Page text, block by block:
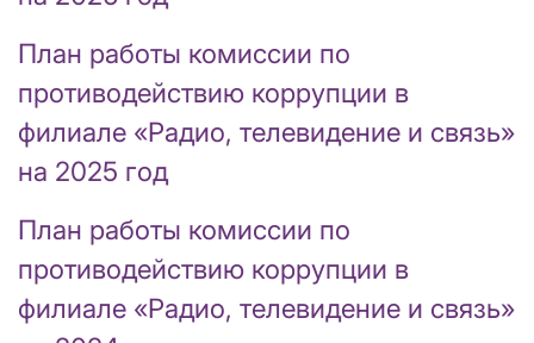
План работы комиссии по
противодействию коррупции в
филиале «Радио, телевидение и связь»
на 2025 год
План работы комиссии по
противодействию коррупции в
филиале «Радио, телевидение и связь»